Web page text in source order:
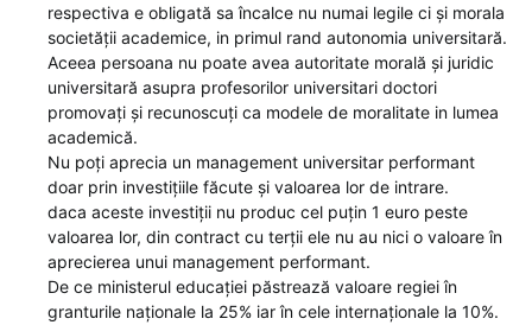
respectiva e obligată sa încalce nu numai legile ci și morala
societății academice, in primul rand autonomia universitară.
Aceea persoana nu poate avea autoritate morală și juridic
universitară asupra profesorilor universitari doctori
promovați și recunoscuți ca modele de moralitate in lumea
academică.
Nu poți aprecia un management universitar performant
doar prin investițiile făcute și valoarea lor de intrare.
daca aceste investiții nu produc cel puțin 1 euro peste
valoarea lor, din contract cu terții ele nu au nici o valoare în
aprecierea unui management performant.
De ce ministerul educației păstrează valoare regiei în
granturile naționale la 25% iar în cele internaționale la 10%.